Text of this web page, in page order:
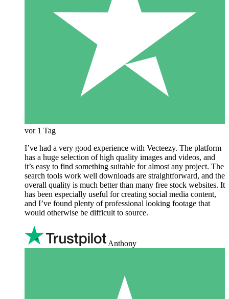
vor 1 Tag
I’ve had a very good experience with Vecteezy. The platform
has a huge selection of high quality images and videos, and
it’s easy to find something suitable for almost any project. The
search tools work well downloads are straightforward, and the
overall quality is much better than many free stock websites. It
has been especially useful for creating social media content,
and I’ve found plenty of professional looking footage that
would otherwise be difficult to source.
Anthony